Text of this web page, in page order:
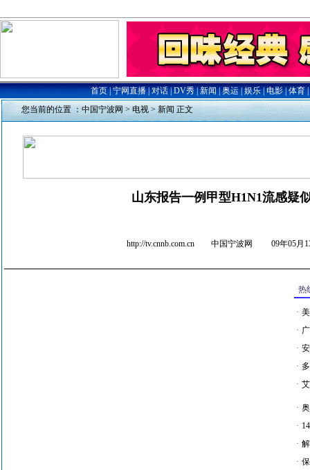
您当前的位置 ： 中国宁波网 > 电视 > 新闻 正文
山东报告一例甲型H1N1流感疑
http://tv.cnnb.com.cn 中国宁波网 09年05月
热
·
·
·
·
·
·
·
·
·